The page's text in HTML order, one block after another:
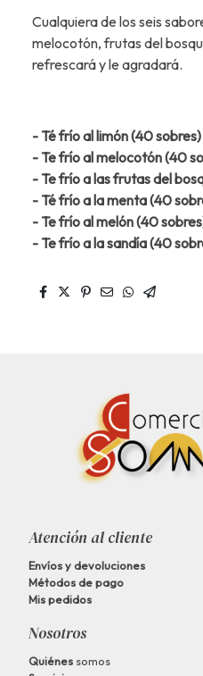
Cualquiera de los seis
melocotón, frutas del
refrescará y le agradará.
- Té frío al limón (40 sobres)
- Te frío al melocotón (40
- Te frío a las frutas del
- Té frío a la menta (40
- Te frío al melón (40
- Te frío a la sandía (40
Atención al cliente
Envíos y devoluciones
Métodos de pago
Mis pedidos
Nosotros
Quiénes somos